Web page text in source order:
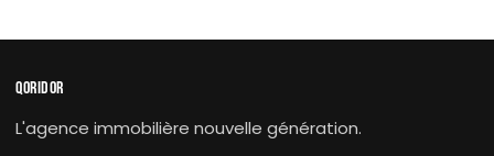
QORIDOR
L'agence immobilière nouvelle génération.